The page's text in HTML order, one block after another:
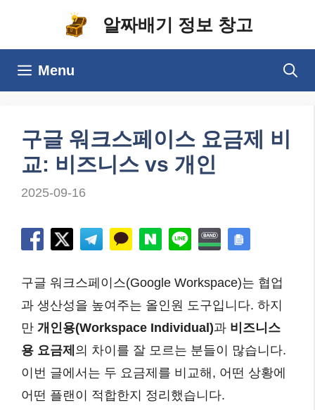
알짜배기 정보 창고
Menu
구글 워크스페이스 요금제 비
교: 비즈니스 vs 개인
2025-09-16
구글 워크스페이스(Google Workspace)는 협업
과 생산성을 높여주는 올인원 도구입니다. 하지
만 개인용(Workspace Individual)과 비즈니스
용 요금제 의 차이를 잘 모르는 분들이 많습니다.
이번 글에서는 두 요금제를 비교해, 어떤 상황에
어떤 플랜이 적합한지 정리했습니다.